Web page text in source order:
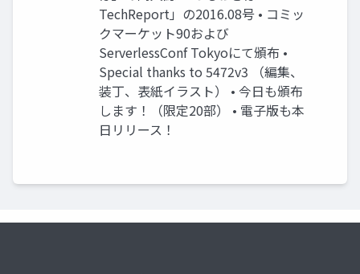
TechReport」の2016.08号 • コミッ
クマーケット90および
ServerlessConf Tokyoにて頒布 •
Special thanks to 5472v3 （編集、
装丁、表紙イラスト） • 今日も頒布
します！（限定20部） • 電子版も本
日リリース！